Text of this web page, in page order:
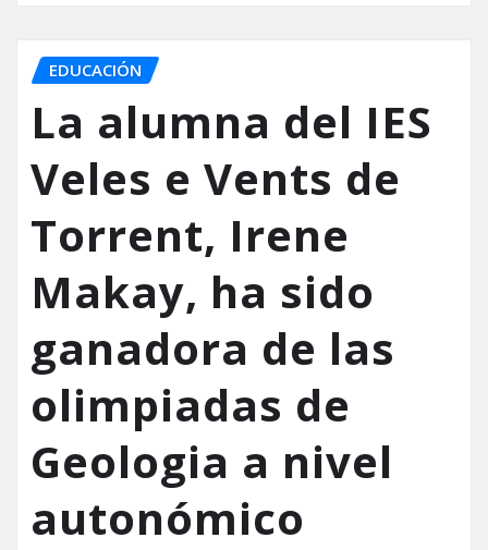
EDUCACIÓN
La alumna del IES
Veles e Vents de
Torrent, Irene
Makay, ha sido
ganadora de las
olimpiadas de
Geologia a nivel
autonómico